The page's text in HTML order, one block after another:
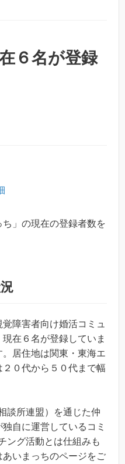
６名が登録
」の現在の登録者数を
障害者向け婚活コミュ
在６名が登録していま
居住地は関東・東海エ
０代から５０代まで幅
談所連盟）を通じた仲
自に運営しているコミ
ング活動とは仕組みも
いまっちのページをご